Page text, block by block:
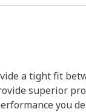
a tight fit
superior
you